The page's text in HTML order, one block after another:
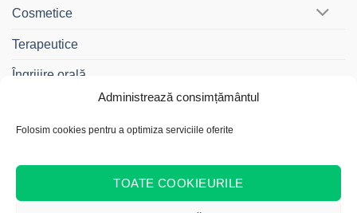
Administrează consimțământul
Folosim cookies pentru a optimiza serviciile oferite
TOATE COOKIEURILE
Cosmetice
Terapeutice
Îngrijire orală
Gama Travel
Cadouri și Truse